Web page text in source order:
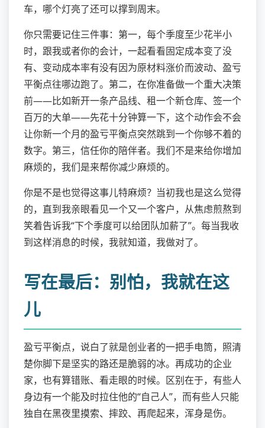
车，哪个灯亮了还可以撑到周末。
你只需要记住三件事：第一，每个季度至少花半小
时，跟我或者你的会计，一起看看固定成本变了没
有、变动成本率有没有因为原材料涨价而波动、盈亏
平衡点往哪边跑了。第二，在你准备做一个重大决策
前——比如新开一条产品线、租一个新仓库、签一个
百万的大单——先花十分钟算一下，这个动作会不会
让你新一个月的盈亏平衡点突然跳到一个你够不着的
数字。第三，信任你的陪伴者。我们不是来给你增加
麻烦的，我们是来帮你减少麻烦的。
你是不是也觉得这事儿特麻烦？当初我也是这么觉得
的，直到我亲眼看见一个又一个客户，从焦虑煎熬到
笑着告诉我“下个季度可以给团队加薪了”。每当我收
到这样消息的时候，我就知道，我做对了。
写在最后：别怕，我就在这
儿
盈亏平衡点，说白了就是创业者的一把手电筒，照清
楚你脚下是坚实的路还是脆弱的冰。再成功的企业
家，也有算错账、看走眼的时候。区别在于，有些人
身边有一个能及时拉住他的“自己人”，而有些人只能
独自在黑夜里摸索、摔跤、再爬起来，浑身是伤。